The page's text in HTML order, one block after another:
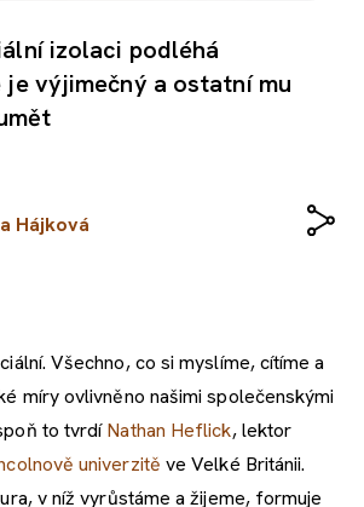
izolaci podléhá
je výjimečný a ostatní mu
Hájková
Všechno, co si myslíme, cítíme a
míry ovlivněno našimi společenskými
to tvrdíNathan Heflick, lektor
univerzitě ve Velké Británii.
v níž vyrůstáme a žijeme, formuje